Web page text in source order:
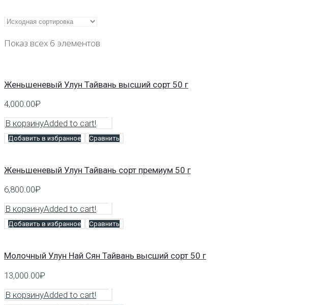
Показ всех 6 элементов
Женьшеневый Улун Тайвань высший сорт 50 г
4,000.00₽
В корзинуAdded to cart!
Добавить в избранное Сравнить
Женьшеневый Улун Тайвань сорт премиум 50 г
6,800.00₽
В корзинуAdded to cart!
Добавить в избранное Сравнить
Молочный Улун Най Сян Тайвань высший сорт 50 г
13,000.00₽
В корзинуAdded to cart!